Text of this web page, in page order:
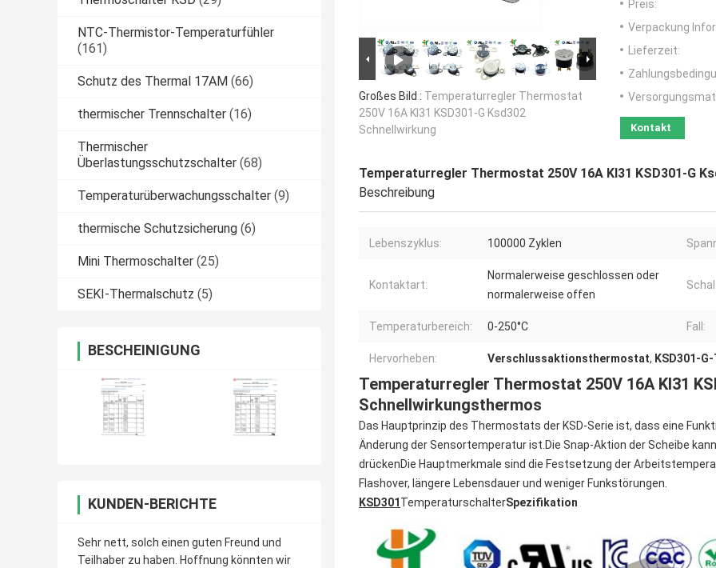
NTC-Thermistor-Temperaturfühler
(161)
Schutz des Thermal 17AM (66)
thermischer Trennschalter (16)
Thermischer
Überlastungsschutzschalter (68)
Temperaturüberwachungsschalter (9)
thermische Schutzsicherung (6)
Mini Thermoschalter (25)
SEKI-Thermalschutz (5)
BESCHEINIGUNG
KUNDEN-BERICHTE
Sehr nett, solch einen guten Freund und
Teilhaber zu haben. Hoffnung könnten wir
Großes Bild : Temperaturregler Thermostat
250V 16A KI31 KSD301-G Ksd302
Schnellwirkung
Preis:
Verpackung
Lieferzeit:
Kontakt
Temperaturregler Thermostat 250V 16A KI31 KSD301-G
Beschreibung
Lebenszyklus: 100000 Zyklen
Kontaktart:
Normalerweise geschlossen oder
normalerweise offen
Temperaturbereich: 0-250°C Fall:
Hervorheben: Verschlussaktionsthermostat, KSD301-
Temperaturregler Thermostat 250V 16A KI31
Schnellwirkungsthermos
Das Hauptprinzip des Thermostats der KSD-Serie ist, dass eine
Änderung der Sensortemperatur ist.Die Snap-Aktion der Scheibe
drückenDie Hauptmerkmale sind die Festsetzung der
Flashover, längere Lebensdauer und weniger Funkstörungen.
KSD301 TemperaturschalterSpezifikation